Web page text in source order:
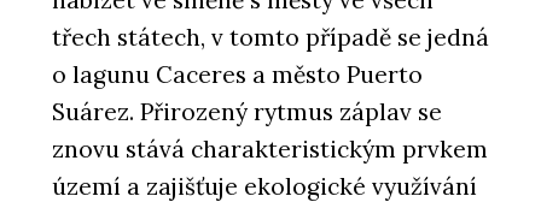
třech státech, v tomto případě se jedná
o lagunu Caceres a město Puerto
Suárez. Přirozený rytmus záplav se
znovu stává charakteristickým prvkem
území a zajišťuje ekologické využívání